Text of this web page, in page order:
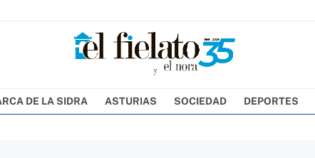
DE LA SIDRA ASTURIAS SOCIEDAD DEPORTES